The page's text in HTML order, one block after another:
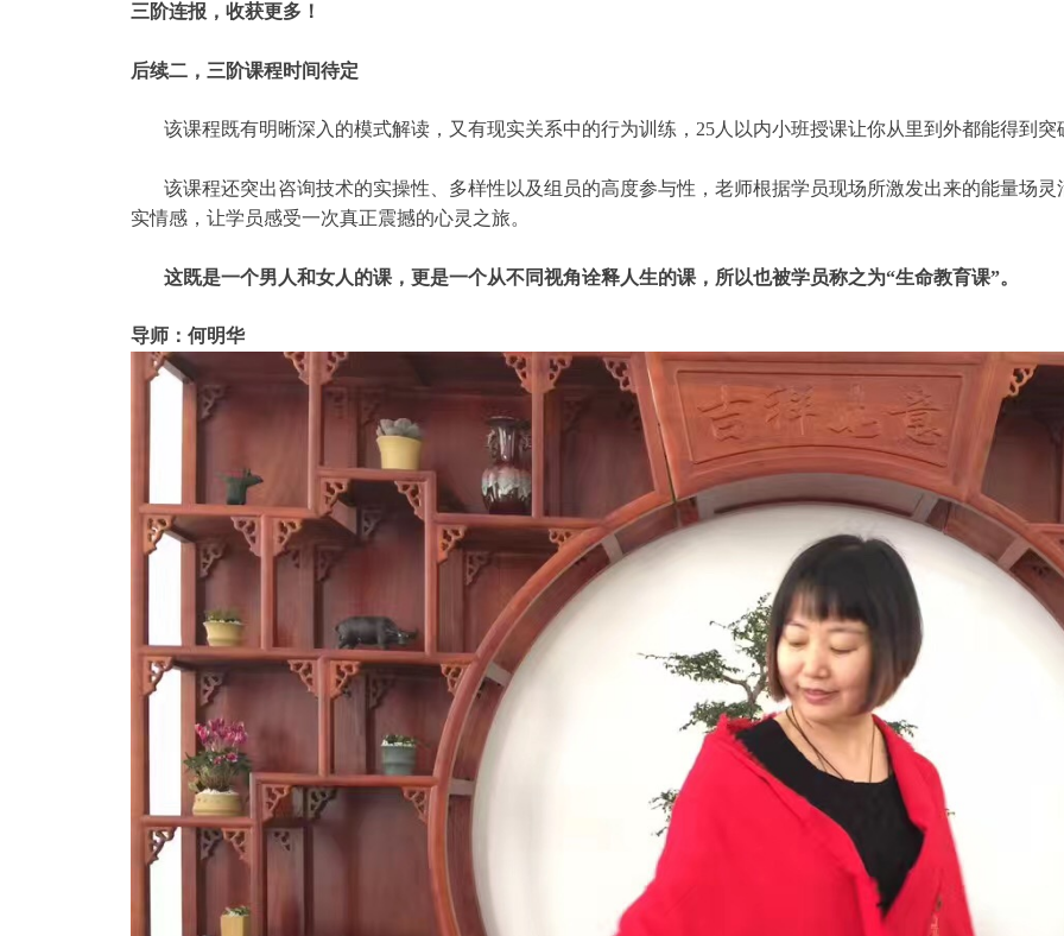
三阶连报，收获更多！
后续二，三阶课程时间待定
该课程既有明晰深入的模式解读，又有现实关系中的行为训练，25人以内小班授课让你从里到外都能得到突
该课程还突出咨询技术的实操性、多样性以及组员的高度参与性，老师根据学员现场所激发出来的能量场灵
实情感，让学员感受一次真正震撼的心灵之旅。
这既是一个男人和女人的课，更是一个从不同视角诠释人生的课，所以也被学员称之为“生命教育课”。
导师：何明华